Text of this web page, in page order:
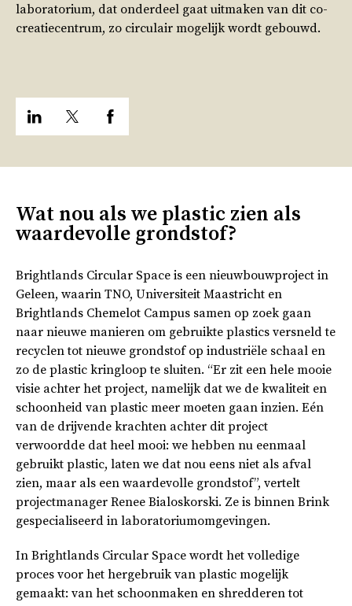
laboratorium, dat onderdeel gaat uitmaken van dit co-
creatiecentrum, zo circulair mogelijk wordt gebouwd.
Wat nou als we plastic zien als
waardevolle grondstof?
Brightlands Circular Space is een nieuwbouwproject in
Geleen, waarin TNO, Universiteit Maastricht en
Brightlands Chemelot Campus samen op zoek gaan
naar nieuwe manieren om gebruikte plastics versneld te
recyclen tot nieuwe grondstof op industriële schaal en
zo de plastic kringloop te sluiten. “Er zit een hele mooie
visie achter het project, namelijk dat we de kwaliteit en
schoonheid van plastic meer moeten gaan inzien. Eén
van de drijvende krachten achter dit project
verwoordde dat heel mooi: we hebben nu eenmaal
gebruikt plastic, laten we dat nou eens niet als afval
zien, maar als een waardevolle grondstof”, vertelt
projectmanager Renee Bialoskorski. Ze is binnen Brink
gespecialiseerd in laboratoriumomgevingen.
In Brightlands Circular Space wordt het volledige
proces voor het hergebruik van plastic mogelijk
gemaakt: van het schoonmaken en shredderen tot